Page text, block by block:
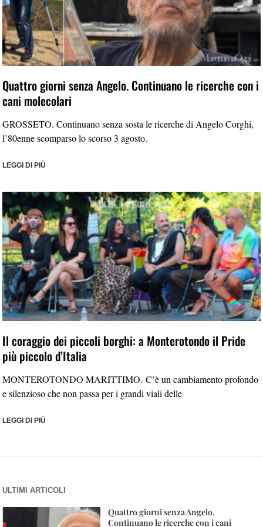
Quattro giorni senza Angelo. Continuano le ricerche con i
cani molecolari
GROSSETO. Continuano senza sosta le ricerche di Angelo Corghi,
l’80enne scomparso lo scorso 3 agosto.
LEGGI DI PIÙ
Il coraggio dei piccoli borghi: a Monterotondo il Pride
più piccolo d’Italia
MONTEROTONDO MARITTIMO. C’è un cambiamento profondo
e silenzioso che non passa per i grandi viali delle
LEGGI DI PIÙ
ULTIMI ARTICOLI
Quattro giorni senza Angelo.
Continuano le ricerche con i cani